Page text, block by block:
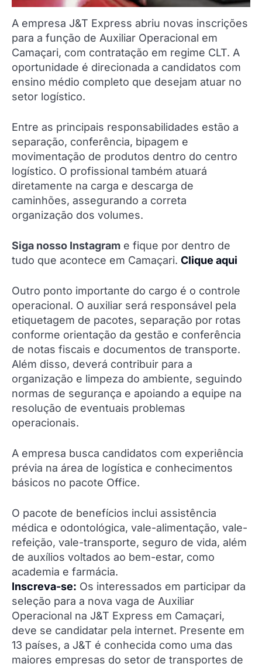
A empresa J&T Express abriu novas inscrições
para a função de Auxiliar Operacional em
Camaçari, com contratação em regime CLT. A
oportunidade é direcionada a candidatos com
ensino médio completo que desejam atuar no
setor logístico.
Entre as principais responsabilidades estão a
separação, conferência, bipagem e
movimentação de produtos dentro do centro
logístico. O profissional também atuará
diretamente na carga e descarga de
caminhões, assegurando a correta
organização dos volumes.
Siga nosso Instagram e fique por dentro de
tudo que acontece em Camaçari. Clique aqui
Outro ponto importante do cargo é o controle
operacional. O auxiliar será responsável pela
etiquetagem de pacotes, separação por rotas
conforme orientação da gestão e conferência
de notas fiscais e documentos de transporte.
Além disso, deverá contribuir para a
organização e limpeza do ambiente, seguindo
normas de segurança e apoiando a equipe na
resolução de eventuais problemas
operacionais.
A empresa busca candidatos com experiência
prévia na área de logística e conhecimentos
básicos no pacote Office.
O pacote de benefícios inclui assistência
médica e odontológica, vale-alimentação, vale-
refeição, vale-transporte, seguro de vida, além
de auxílios voltados ao bem-estar, como
academia e farmácia.
Inscreva-se: Os interessados em participar da
seleção para a nova vaga de Auxiliar
Operacional na J&T Express em Camaçari,
deve se candidatar pela internet. Presente em
13 países, a J&T é conhecida como uma das
maiores empresas do setor de transportes de